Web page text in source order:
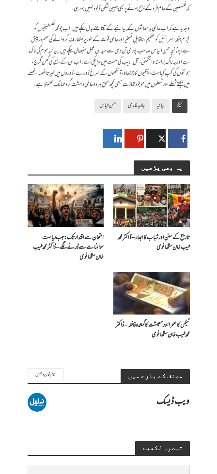
کہ فلسطین کے عام فرد کے ذبح ہونے پر بھی جبین شکن آلود نہیں ہو رہی.
وجہ یہ ہے کہ اب عالمی بدمعاشوں کے بیانیے کے تقاضے بدل چکے ہیں. اب چونکہ فلسطینیوں کو
مجرم جبکہ اسرائیل کو عظیم، ناقابلِ تسخیر اور عالمی قوت کے طور پر متعارف کروانے کی مہم درپیش
ہے، چنانچہ حسن الیاس صاحب پوری تن دہی سے میدانِ عمل سنبھال چکے ہیں. بیانیہ موم کی ناک
ہے اور یہ ناک براستہ واشنگٹن، تل ابیب کی سمت میں مڑ چکی ہے. اب ان کے لہجے کی گھن گرج،
ہونٹوں کی کپ کپاہٹ، پُتلیوں کا چڑھاؤ، آنکھوں کے سرخ ڈورے، ڈوروں میں تیرتا غصہ، غصے
میں لپکتے شعلے اور شعلوں میں موجود تمازت سبھی کچھ بحقِ ہر دو عالمی دہشت گرد ممالک محفوظ ہے.
ٹیگز بیانیہ جاوید غامدی حسن الیاس
یہ بھی پڑھیں
تاریخ کے سنن اور شباب کا ابھار – ڈاکٹر محمد
طیب خان سنگھانوی
امتحان سے اقتدار تک: جب ریاست
سوالنامے سے ڈرنے لگے – ڈاکٹر محمد طیب
خان سنگھانوی
ٹیکس کا صحرا اور معیشت کا گمشدہ قافلہ – ڈاکٹر
محمد طیب خان سنگھانوی
مصنف کے بارے میں تمام تحاریر دیکھیں
ویب ڈیسک
تبصرہ لکھیے